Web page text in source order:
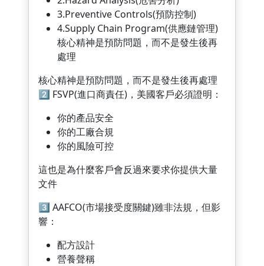
3.Preventive Controls(預防控制)
4.Supply Chain Program(供應鏈管理)
核心精神是預防問題，而不是發生後再
處理
核心精神是預防問題，而不是發生後再處理
2️⃣ FSVP(進口商責任)，美國客戶必須證明：
你的產品安全
你的工廠合規
你的風險可控
這也是為什麼客戶會反過來要求你提供大量
文件
3️⃣ AAFCO(市場接受度關鍵)雖非法規，但影
響：
配方設計
營養聲稱